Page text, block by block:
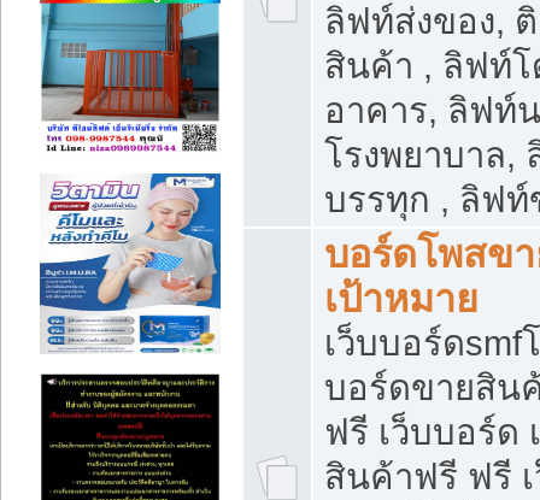
ลิฟท์ส่งของ,
สินค้า , ลิฟท์
อาคาร, ลิฟท์
โรงพยาบาล,
บรรทุก , ลิฟท์
บอร์ดโพสข
เป้าหมาย
เว็บบอร์ดsmf
บอร์ดขายสิน
ฟรี เว็บบอร์ด
สินค้าฟรี ฟรี